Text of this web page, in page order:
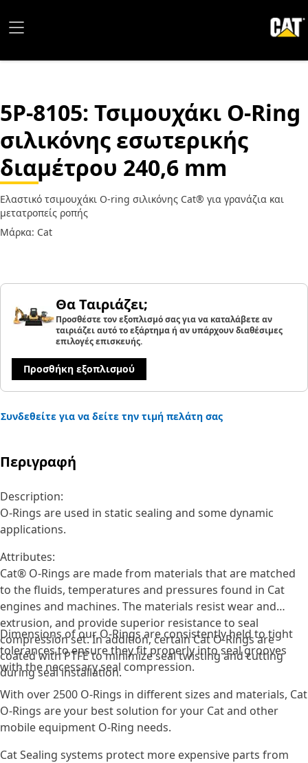
5P-8105: Τσιμουχάκι O-Ring
σιλικόνης εσωτερικής
διαμέτρου 240,6 mm
Ελαστικό τσιμουχάκι O-ring σιλικόνης Cat® για γρανάζια και
μετατροπείς ροπής
Μάρκα: Cat
Θα Ταιριάζει;
Προσθέστε τον εξοπλισμό σας για να καταλάβετε αν
ταιριάζει αυτό το εξάρτημα ή αν υπάρχουν διαθέσιμες
επιλογές επισκευής.
Προσθήκη εξοπλισμού
Συνδεθείτε για να δείτε την τιμή πελάτη σας
Περιγραφή
Description:
O-Rings are used in static sealing and some dynamic
applications.
Attributes:
Cat® O-Rings are made from materials that are matched
to the fluids, temperatures and pressures found in Cat
engines and machines. The materials resist wear and
extrusion, and provide superior resistance to seal
compression set. In addition, certain Cat O-Rings are
coated with PTFE to minimize seal twisting and cutting
during seal installation.
Dimensions of our O-Rings are consistently held to tight
tolerances to ensure they fit properly into seal grooves
with the necessary seal compression.
With over 2500 O-Rings in different sizes and materials, Cat
O-Rings are your best solution for your Cat and other
mobile equipment O-Ring needs.
Cat Sealing systems protect more expensive parts from